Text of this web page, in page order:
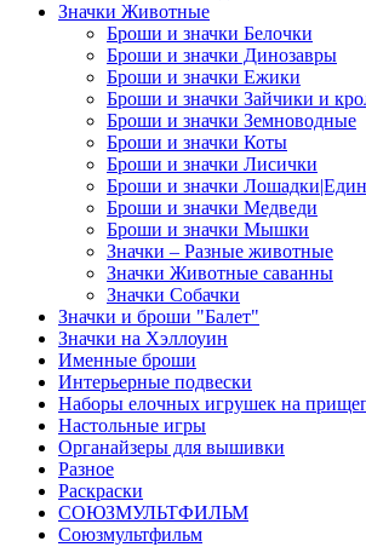
Значки Животные
Броши и значки Белочки
Броши и значки Динозавры
Броши и значки Ежики
Броши и значки Зайчики и
Броши и значки Земноводные
Броши и значки Коты
Броши и значки Лисички
Броши и значки
Броши и значки Медведи
Броши и значки Мышки
Значки – Разные животные
Значки Животные саванны
Значки Собачки
Значки и броши "Балет"
Значки на Хэллоуин
Именные броши
Интерьерные подвески
Наборы елочных игрушек на
Настольные игры
Органайзеры для вышивки
Разное
Раскраски
СОЮЗМУЛЬТФИЛЬМ
Союзмультфильм